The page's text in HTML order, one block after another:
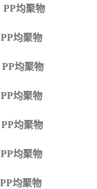
PP均聚物
均聚物
均聚物
均聚物
均聚物
均聚物
均聚物